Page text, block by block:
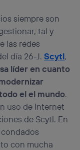
siempre son
tal y
las redes
día 26-J.Scytl,
líder en cuanto
el el mundo.
uso de Internet
de Scytl. En
condados
con mucha